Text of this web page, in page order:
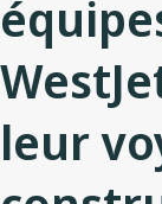
leur